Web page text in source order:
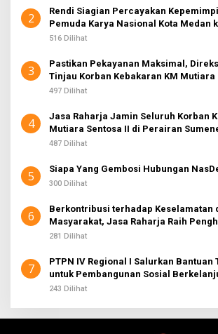
2
Rendi Siagian Percayakan
Pemuda Karya Nasional Kota Medan
Sembiring
516 Dilihat
3
Pastikan Pekayanan Maksimal,
Tinjau Korban Kebakaran KM Mutiara
497 Dilihat
4
Jasa Raharja Jamin Seluruh Korban
Mutiara Sentosa II di Perairan
487 Dilihat
5 Siapa Yang Gembosi Hubungan
300 Dilihat
6
Berkontribusi terhadap Keselamatan
Masyarakat, Jasa Raharja Raih
Transportasi Indonesia Awards 2026
281 Dilihat
7
PTPN IV Regional I Salurkan Bantuan
untuk Pembangunan Sosial
243 Dilihat